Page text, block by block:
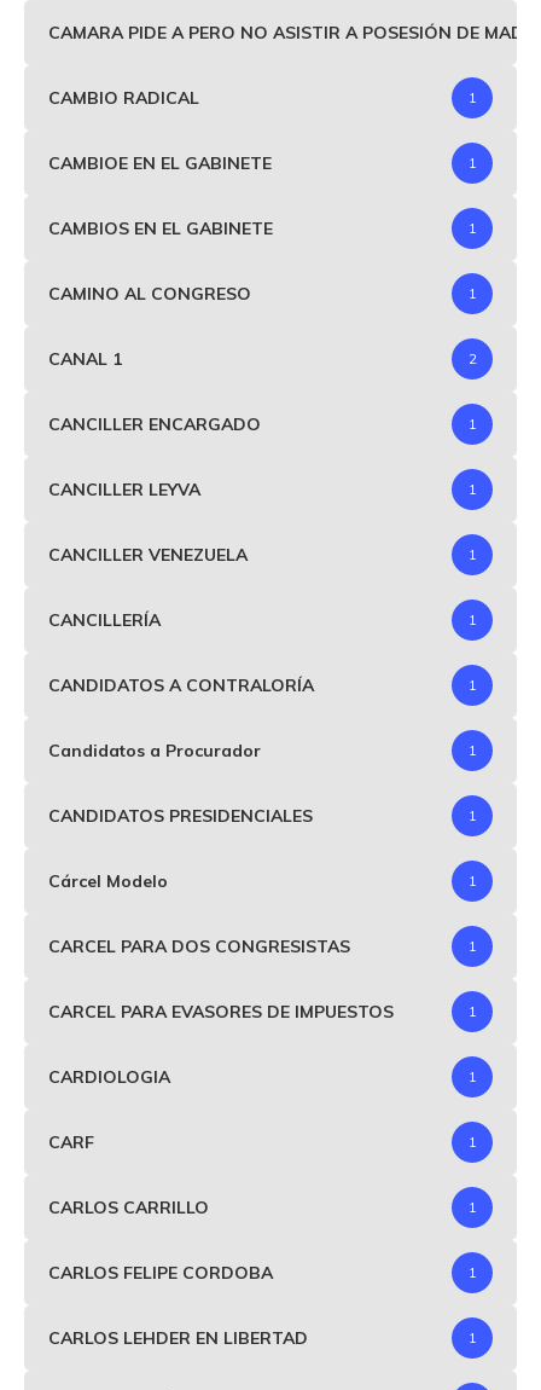
CAMARA PIDE A PERO NO ASISTIR A POSESIÓN DE
CAMBIO RADICAL 1
CAMBIOE EN EL GABINETE 1
CAMBIOS EN EL GABINETE 1
CAMINO AL CONGRESO 1
CANAL 1 2
CANCILLER ENCARGADO 1
CANCILLER LEYVA 1
CANCILLER VENEZUELA 1
CANCILLERÍA 1
CANDIDATOS A CONTRALORÍA 1
Candidatos a Procurador 1
CANDIDATOS PRESIDENCIALES 1
Cárcel Modelo 1
CARCEL PARA DOS CONGRESISTAS 1
CARCEL PARA EVASORES DE IMPUESTOS 1
CARDIOLOGIA 1
CARF 1
CARLOS CARRILLO 1
CARLOS FELIPE CORDOBA 1
CARLOS LEHDER EN LIBERTAD 1